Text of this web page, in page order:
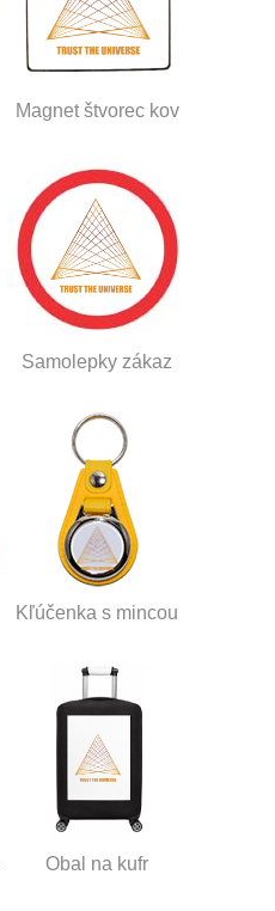
Magnet štvorec kov
Samolepky zákaz
Kľúčenka s mincou
Obal na kufr